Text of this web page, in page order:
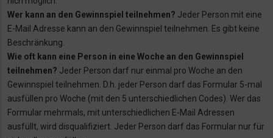
Wer kann an den Gewinnspiel teilnehmen? Jeder Person mit eine
E-Mail Adresse kann an den Gewinnspiel teilnehmen. Es gibt keine
Beschränkung.
Wie oft kann eine Person in eine Woche an den Gewinnspiel
teilnehmen? Jeder Person darf nur einmal pro Woche an den
Gewinnspiel teilnehmen. D.h. jeder Person darf das Formular 5-mal
ausfüllen pro Woche (mit den 5 unterschiedlichen Codes). Wer das
Formular mehrmals, mit unterschiedlichen E-Mail Adressen
ausfüllt, wird disqualifiziert. Jeder Person darf das Formular nur für